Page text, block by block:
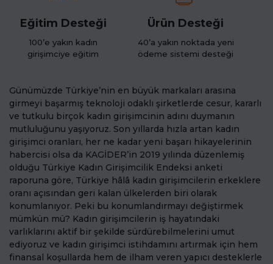
Eğitim Desteği
100’e yakın kadın
girişimciye eğitim
Ürün Desteği
40’a yakın noktada yeni
ödeme sistemi desteği
Günümüzde Türkiye’nin en büyük markaları arasına
girmeyi başarmış teknoloji odaklı şirketlerde cesur, kararlı
ve tutkulu birçok kadın girişimcinin adını duymanın
mutluluğunu yaşıyoruz. Son yıllarda hızla artan kadın
girişimci oranları, her ne kadar yeni başarı hikayelerinin
habercisi olsa da KAGİDER’in 2019 yılında düzenlemiş
olduğu Türkiye Kadın Girişimcilik Endeksi anketi
raporuna göre, Türkiye hâlâ kadın girişimcilerin erkeklere
oranı açısından geri kalan ülkelerden biri olarak
konumlanıyor. Peki bu konumlandırmayı değiştirmek
mümkün mü? Kadın girişimcilerin iş hayatındaki
varlıklarını aktif bir şekilde sürdürebilmelerini umut
ediyoruz ve kadın girişimci istihdamını artırmak için hem
finansal koşullarda hem de ilham veren yapıcı desteklerle